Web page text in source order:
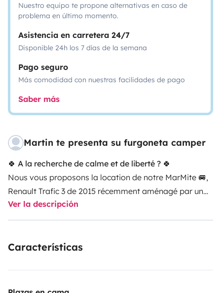
Nuestro equipo te propone alternativas en caso de
problema en último momento.
Asistencia en carretera 24/7
Disponible 24h los 7 días de la semana
Pago seguro
Más comodidad con nuestras facilidades de pago
Saber más
Martin te presenta su furgoneta camper
🍀 A la recherche de calme et de liberté ? 🍀
Nous vous proposons la location de notre MarMite 🚐,
Renault Trafic 3 de 2015 récemment aménagé par un
professionnel et décoré par nos soins. D’une faible
consommation de gasoil, il est l’allié idéal pour votre
Son format permet l’accès à tous les parkings, sans
électrique alimenté par batterie auxiliaire. Il dispose de
Ver la descripción
Características